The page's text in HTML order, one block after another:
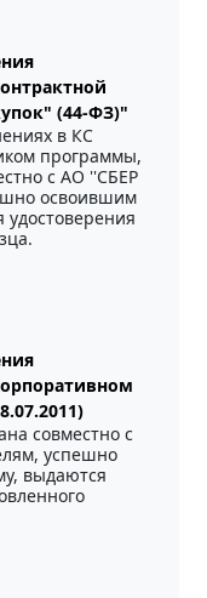
(44-ФЗ)"
в КС
программы,
с АО ''СБЕР
освоившим
совместно с
успешно
выдаются